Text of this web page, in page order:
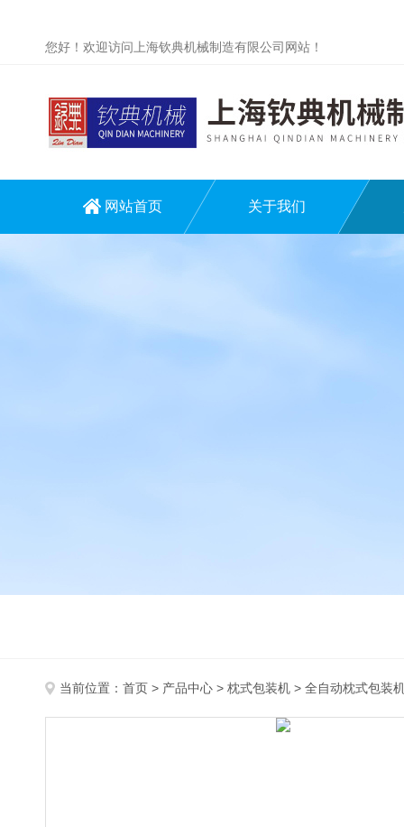
您好！欢迎访问上海钦典机械制造有限公司网站！
网站首页 关于我们
当前位置： 首页 > 产品中心 > 枕式包装机 > 全自动枕式包装